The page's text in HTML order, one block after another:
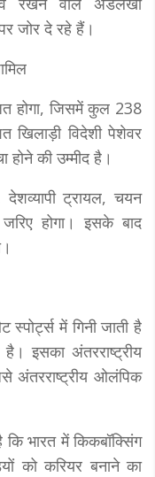
जोर दे रहे हैं।
होगा, जिसमें कुल 238
खिलाड़ी विदेशी पेशेवर
होने की उम्मीद है।
ट्रायल, चयन
होगा। इसके बाद
में गिनी जाती है
इसका अंतरराष्ट्रीय
अंतरराष्ट्रीय ओलंपिक
भारत में किकबॉक्सिंग
को करियर बनाने का